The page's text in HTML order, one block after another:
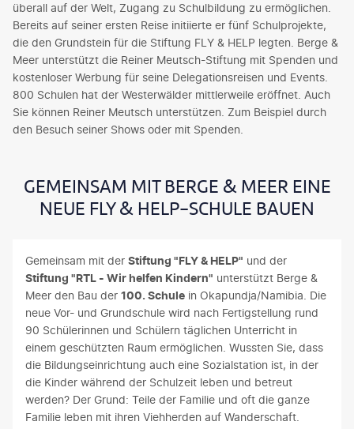
überall auf der Welt, Zugang zu Schulbildung zu ermöglichen.
Bereits auf seiner ersten Reise initiierte er fünf Schulprojekte,
die den Grundstein für die Stiftung FLY & HELP legten. Berge &
Meer unterstützt die Reiner Meutsch-Stiftung mit Spenden und
kostenloser Werbung für seine Delegationsreisen und Events.
800 Schulen hat der Westerwälder mittlerweile eröffnet. Auch
Sie können Reiner Meutsch unterstützen. Zum Beispiel durch
den Besuch seiner Shows oder mit Spenden.
GEMEINSAM MIT BERGE & MEER EINE
NEUE FLY & HELP-SCHULE BAUEN
Gemeinsam mit der Stiftung "FLY & HELP" und der
Stiftung "RTL - Wir helfen Kindern" unterstützt Berge &
Meer den Bau der 100. Schule in Okapundja/Namibia. Die
neue Vor- und Grundschule wird nach Fertigstellung rund
90 Schülerinnen und Schülern täglichen Unterricht in
einem geschützten Raum ermöglichen. Wussten Sie, dass
die Bildungseinrichtung auch eine Sozialstation ist, in der
die Kinder während der Schulzeit leben und betreut
werden? Der Grund: Teile der Familie und oft die ganze
Familie leben mit ihren Viehherden auf Wanderschaft.